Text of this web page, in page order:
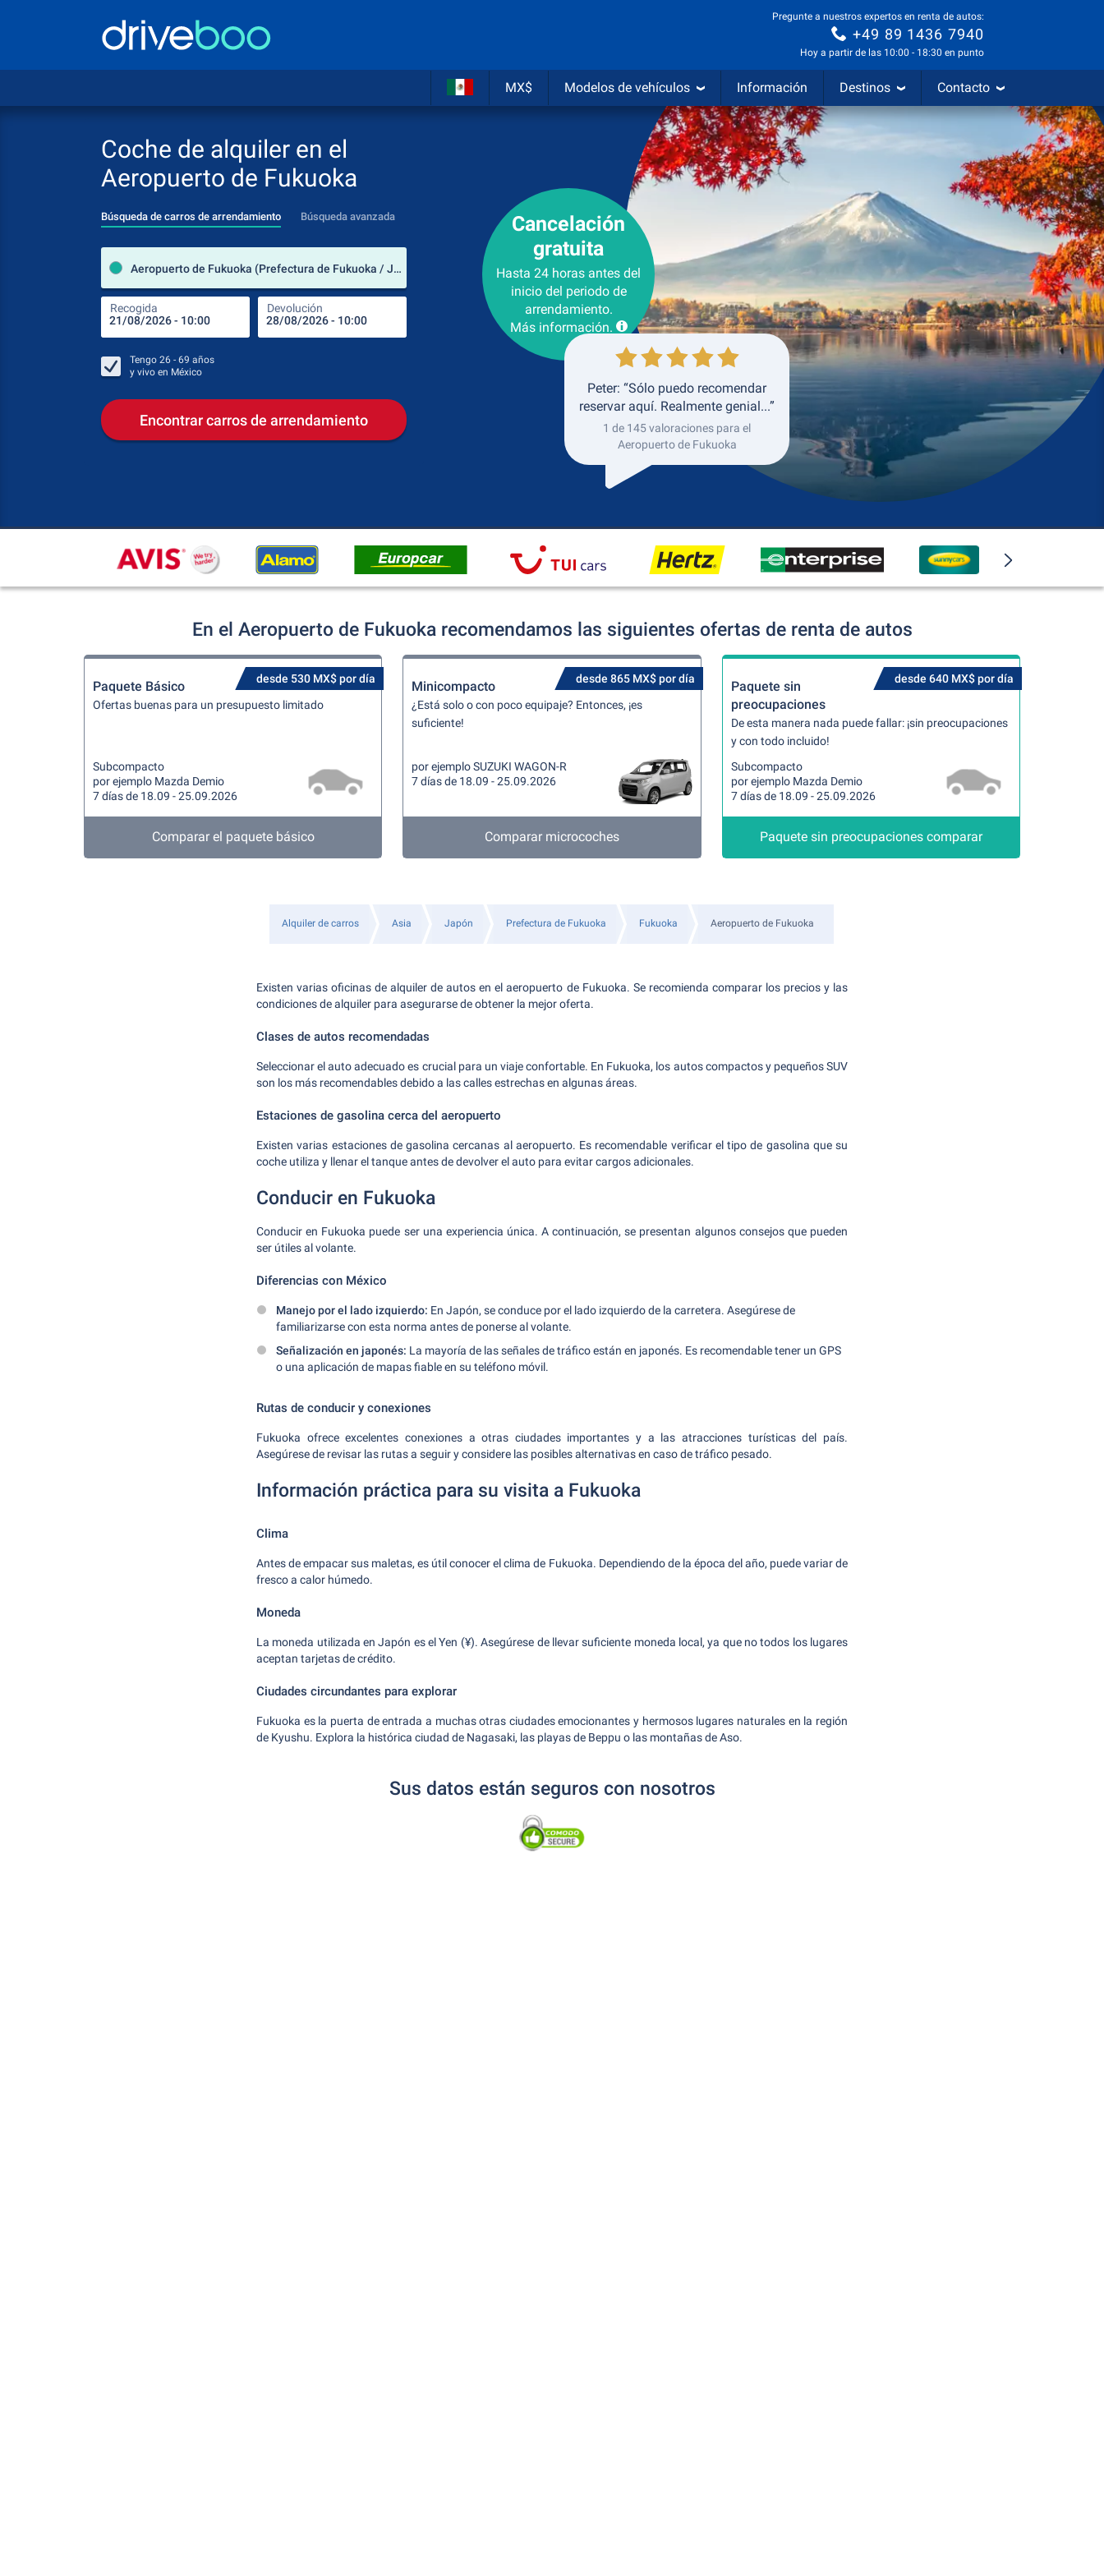
Pregunte a nuestros expertos en renta de autos:
+49 89 1436 7940
Hoy a partir de las 10:00 - 18:30 en punto
MX$ Modelos de vehículos Información Destinos Contacto
Coche de alquiler en el
Aeropuerto de Fukuoka
Búsqueda de carros de arrendamiento Búsqueda avanzada
Aeropuerto de Fukuoka (Prefectura de Fukuoka / Japón)
Recogida Devolución
lugar de arrendamiento
Lugar de devolución
Devolución
Tengo 26 - 69 años
y vivo en México
Encontrar carros de arrendamiento
Cancelación
gratuita
Hasta 24 horas antes del
inicio del periodo de
arrendamiento.
Más información.
Peter: “Sólo puedo recomendar
reservar aquí. Realmente genial...”
1 de 145 valoraciones para el
Aeropuerto de Fukuoka
En el Aeropuerto de Fukuoka recomendamos las siguientes ofertas de renta de autos
desde 530 MX$ por día
Paquete Básico
Ofertas buenas para un presupuesto limitado
Subcompacto
por ejemplo Mazda Demio
7 días de 18.09 - 25.09.2026
Comparar el paquete básico
desde 865 MX$ por día
Minicompacto
¿Está solo o con poco equipaje? Entonces, ¡es
suficiente!
por ejemplo SUZUKI WAGON-R
7 días de 18.09 - 25.09.2026
Comparar microcoches
desde 640 MX$ por día
Paquete sin
preocupaciones
De esta manera nada puede fallar: ¡sin preocupaciones
y con todo incluido!
Subcompacto
por ejemplo Mazda Demio
7 días de 18.09 - 25.09.2026
Paquete sin preocupaciones comparar
Alquiler de carros Asia Japón Prefectura de Fukuoka Fukuoka Aeropuerto de Fukuoka
Existen varias oficinas de alquiler de autos en el aeropuerto de Fukuoka. Se recomienda comparar los precios y las
condiciones de alquiler para asegurarse de obtener la mejor oferta.
Clases de autos recomendadas
Seleccionar el auto adecuado es crucial para un viaje confortable. En Fukuoka, los autos compactos y pequeños SUV
son los más recomendables debido a las calles estrechas en algunas áreas.
Estaciones de gasolina cerca del aeropuerto
Existen varias estaciones de gasolina cercanas al aeropuerto. Es recomendable verificar el tipo de gasolina que su
coche utiliza y llenar el tanque antes de devolver el auto para evitar cargos adicionales.
Conducir en Fukuoka
Conducir en Fukuoka puede ser una experiencia única. A continuación, se presentan algunos consejos que pueden
ser útiles al volante.
Diferencias con México
Manejo por el lado izquierdo: En Japón, se conduce por el lado izquierdo de la carretera. Asegúrese de
familiarizarse con esta norma antes de ponerse al volante.
Señalización en japonés: La mayoría de las señales de tráfico están en japonés. Es recomendable tener un GPS
o una aplicación de mapas fiable en su teléfono móvil.
Rutas de conducir y conexiones
Fukuoka ofrece excelentes conexiones a otras ciudades importantes y a las atracciones turísticas del país.
Asegúrese de revisar las rutas a seguir y considere las posibles alternativas en caso de tráfico pesado.
Información práctica para su visita a Fukuoka
Clima
Antes de empacar sus maletas, es útil conocer el clima de Fukuoka. Dependiendo de la época del año, puede variar de
fresco a calor húmedo.
Moneda
La moneda utilizada en Japón es el Yen (¥). Asegúrese de llevar suficiente moneda local, ya que no todos los lugares
aceptan tarjetas de crédito.
Ciudades circundantes para explorar
Fukuoka es la puerta de entrada a muchas otras ciudades emocionantes y hermosos lugares naturales en la región
de Kyushu. Explora la histórica ciudad de Nagasaki, las playas de Beppu o las montañas de Aso.
Sus datos están seguros con nosotros